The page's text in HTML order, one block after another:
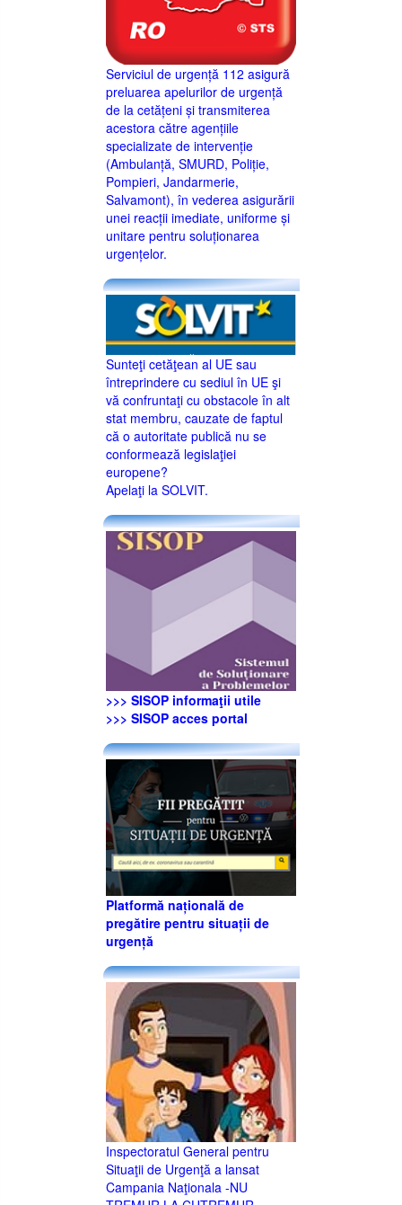
Serviciul de urgență 112 asigură
preluarea apelurilor de urgență
de la cetățeni și transmiterea
acestora către agențiile
specializate de intervenție
(Ambulanță, SMURD, Poliție,
Pompieri, Jandarmerie,
Salvamont), în vederea asigurării
unei reacții imediate, uniforme și
unitare pentru soluționarea
urgențelor.
Sunteţi cetăţean al UE sau
întreprindere cu sediul în UE şi
vă confruntaţi cu obstacole în alt
stat membru, cauzate de faptul
că o autoritate publică nu se
conformează legislaţiei
europene?
Apelaţi la SOLVIT.
>>> SISOP informaţii utile
>>> SISOP acces portal
Platformă națională de
pregătire pentru situații de
urgență
Inspectoratul General pentru
Situaţii de Urgenţă a lansat
Campania Naţionala -NU